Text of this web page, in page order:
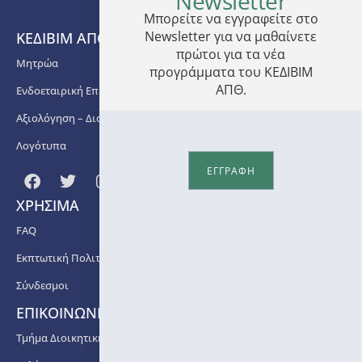
training
technicians
and
primary
production
project
ΚΕΔΙΒΙΜ ΑΠΘ
Μητρώα
Ενδοεταιρική Επιμόρφωση
Αξιολόγηση – Διασφάλιση Ποιότητας
Λογότυπα
ΧΡΗΣΙΜΑ
FAQ
Εκπτωτική Πολιτική
Σύνδεσμοι
ΕΠΙΚΟΙΝΩΝΙΑ
Τμήμα Διοικητικής Υποστήριξης ΚΕΔΙΒΙΜ ΑΠΘ
Μπορείτε να εγγραφείτε στο
Newsletter για να μαθαίνετε
πρώτοι για τα νέα
προγράμματα του ΚΕΔΙΒΙΜ
ΑΠΘ.
ΕΓΓΡΑΦΗ